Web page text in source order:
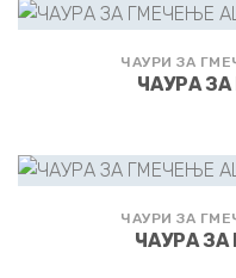
ЧАУРИ ЗА
ЧАУРА ЗА
ЧАУРИ ЗА
ЧАУРА ЗА